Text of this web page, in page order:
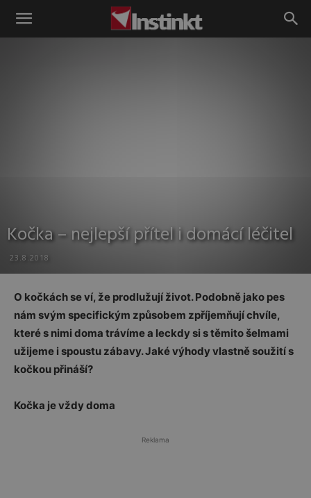
Instinkt
Kočka – nejlepší přítel i domácí léčitel
23.8.2018
O kočkách se ví, že prodlužují život. Podobně jako pes
nám svým specifickým způsobem zpříjemňují chvíle,
které s nimi doma trávíme a leckdy si s těmito šelmami
užijeme i spoustu zábavy. Jaké výhody vlastně soužití s
kočkou přináší?
Kočka je vždy doma
Reklama